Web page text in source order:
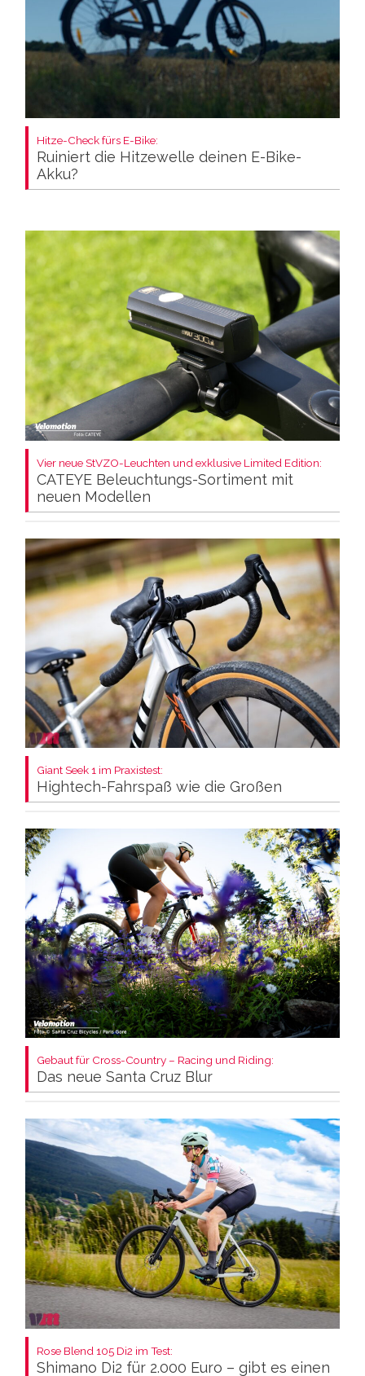
Hitze-Check fürs E-Bike:
Ruiniert die Hitzewelle deinen E-Bike-
Akku?
Vier neue StVZO-Leuchten und exklusive Limited Edition:
CATEYE Beleuchtungs-Sortiment mit
neuen Modellen
Giant Seek 1 im Praxistest:
Hightech-Fahrspaß wie die Großen
Gebaut für Cross-Country – Racing und Riding:
Das neue Santa Cruz Blur
Rose Blend 105 Di2 im Test:
Shimano Di2 für 2.000 Euro – gibt es einen